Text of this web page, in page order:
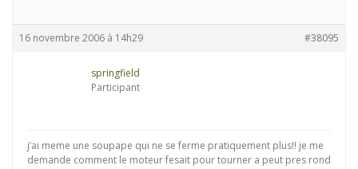
16 novembre 2006 à 14h29 #38095
springfield
Participant
j’ai meme une soupape qui ne se ferme pratiquement plus!! je me
demande comment le moteur fesait pour tourner a peut pres rond